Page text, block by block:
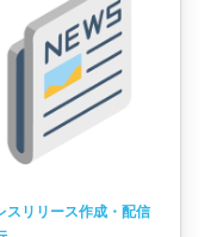
スリリース作成・配信